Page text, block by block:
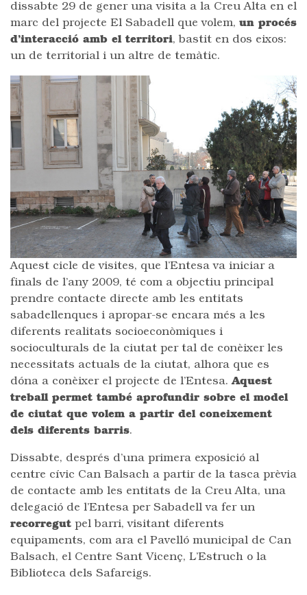
dissabte 29 de gener una visita a la Creu Alta en el
marc del projecte El Sabadell que volem, un procés
d’interacció amb el territori, bastit en dos eixos:
un de territorial i un altre de temàtic.
Aquest cicle de visites, que l’Entesa va iniciar a
finals de l’any 2009, té com a objectiu principal
prendre contacte directe amb les entitats
sabadellenques i apropar-se encara més a les
diferents realitats socioeconòmiques i
socioculturals de la ciutat per tal de conèixer les
necessitats actuals de la ciutat, alhora que es
dóna a conèixer el projecte de l’Entesa.Aquest
treball permet també aprofundir sobre el model
de ciutat que volem a partir del coneixement
dels diferents barris.
Dissabte, després d’una primera exposició al
centre cívic Can Balsach a partir de la tasca prèvia
de contacte amb les entitats de la Creu Alta, una
delegació de l’Entesa per Sabadell va fer un
recorregut pel barri, visitant diferents
equipaments, com ara el Pavelló municipal de Can
Balsach, el Centre Sant Vicenç, L’Estruch o la
Biblioteca dels Safareigs.